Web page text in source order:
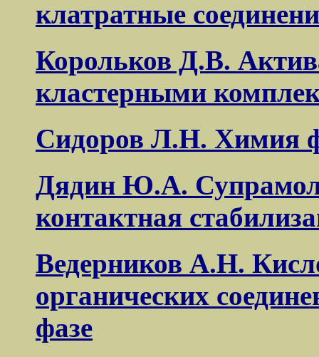
клатратные
Корольков Д.В.
кластерными
Сидоров Л.Н. Химия
Дядин Ю.А.
контактная
Ведерников А.Н.
органических
фазе